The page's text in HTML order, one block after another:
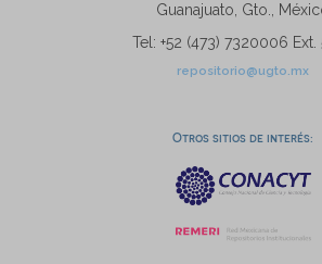
Guanajuato, Gto.,
Tel: +52 (473) 7320006 Ext.
repositorio@ugto.mx
Otros sitios de interés: